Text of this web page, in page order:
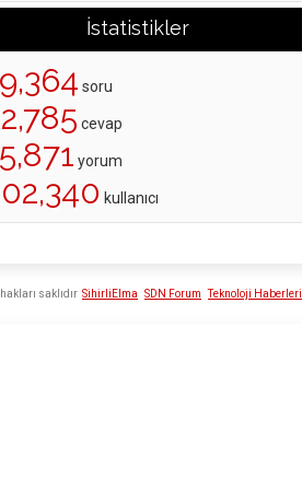
İstatistikler
soru
cevap
yorum
kullanıcı
SihirliElma SDN Forum Teknoloji Haberleri
saklıdır